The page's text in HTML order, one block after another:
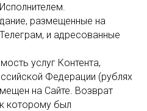
размещенные на
и адресованные
услуг Контента,
Федерации (рублях
на Сайте. Возврат
которому был